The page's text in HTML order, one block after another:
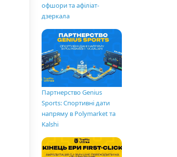
офшори та афіліат-
дзеркала
Партнерство Genius
Sports: Спортивні дати
напряму в Polymarket та
Kalshi